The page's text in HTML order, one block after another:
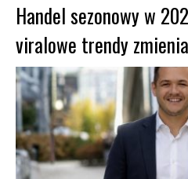
Handel sezonowy w
viralowe trendy